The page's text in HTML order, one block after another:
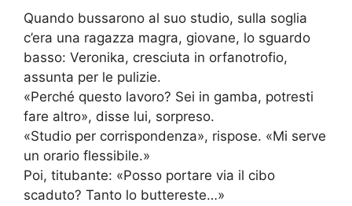
Quando bussarono al suo studio, sulla soglia
c’era una ragazza magra, giovane, lo sguardo
basso: Veronika, cresciuta in orfanotrofio,
assunta per le pulizie.
«Perché questo lavoro? Sei in gamba, potresti
fare altro», disse lui, sorpreso.
«Studio per corrispondenza», rispose. «Mi serve
un orario flessibile.»
Poi, titubante: «Posso portare via il cibo
scaduto? Tanto lo buttereste…»